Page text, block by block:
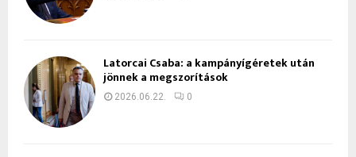
Latorcai Csaba: a kampányígéretek után
jönnek a megszorítások
2026.06.22. 0